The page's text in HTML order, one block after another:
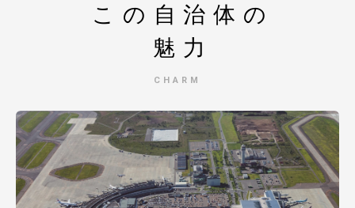
２．お礼の品・配送について
千歳市ふるさと納税コールセンター
営業時間 ９：００～１７：３０（祝土日を除く）
TEL：０１１－８０７－７７５３
Mail：chitose_furusato@souplesse.jp
この自治体の
魅力
CHARM